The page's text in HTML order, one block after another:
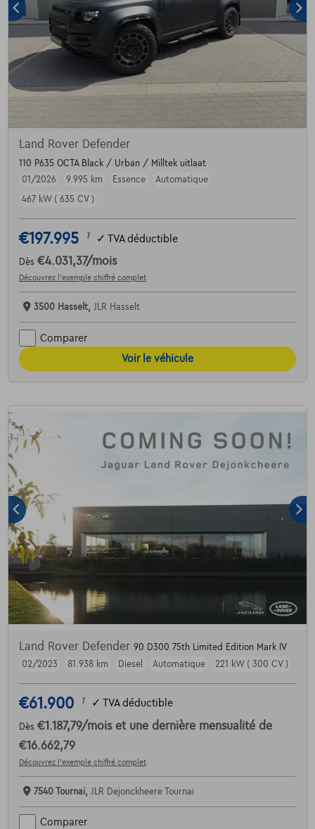
Land Rover Defender
110 P635 OCTA Black / Urban / Milltek uitlaat
01/2026
9.995 km Essence
Automatique
467 kW ( 635 CV )
€197.995 1 ✓ TVA déductible
Dès €4.031,37/mois
Découvrez l’exemple chiffré complet
3500 Hasselt, JLR Hasselt
Comparer
Voir le véhicule
Land Rover Defender 90 D300 75th Limited Edition Mark IV
02/2023
81.938 km Diesel Automatique 221 kW ( 300 CV )
€61.900 1 ✓ TVA déductible
Dès €1.187,79/mois et une dernière mensualité de
€16.662,79
Découvrez l’exemple chiffré complet
7540 Tournai, JLR Dejonckheere Tournai
Comparer